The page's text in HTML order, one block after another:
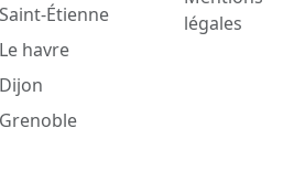
Saint-Étienne
Le havre
Dijon
Grenoble
légales